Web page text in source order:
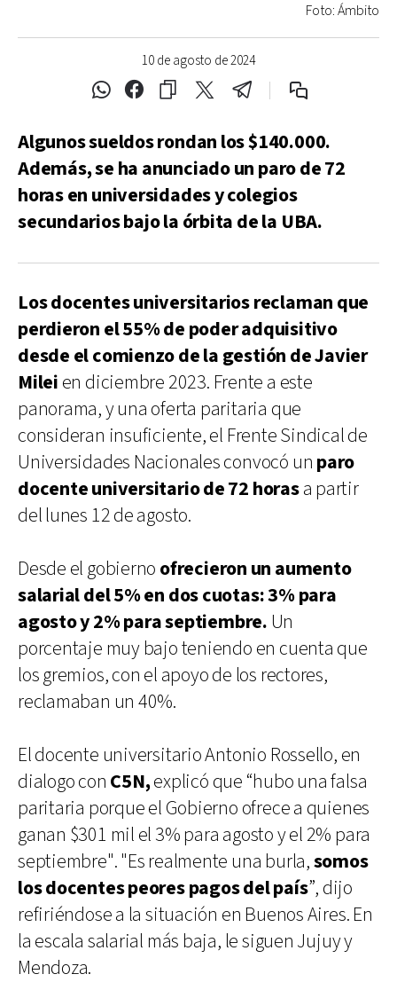
10 de agosto de 2024
Foto: Ámbito
Algunos sueldos rondan los $140.000.
Además, se ha anunciado un paro de 72
horas en universidades y colegios
secundarios bajo la órbita de la UBA.
Los docentes universitarios reclaman que
perdieron el 55% de poder adquisitivo
desde el comienzo de la gestión de Javier
Milei en diciembre 2023. Frente a este
panorama, y una oferta paritaria que
consideran insuficiente, el Frente Sindical de
Universidades Nacionales convocó un paro
docente universitario de 72 horasa partir
del lunes 12 de agosto.
Desde el gobierno ofrecieron un aumento
salarial del 5% en dos cuotas: 3% para
agosto y 2% para septiembre. Un
porcentaje muy bajo teniendo en cuenta que
los gremios, con el apoyo de los rectores,
reclamaban un 40%.
El docente universitario Antonio Rossello, en
dialogo con C5N,explicó que “hubo una falsa
paritaria porque el Gobierno ofrece a quienes
ganan $301 mil el 3% para agosto y el 2% para
septiembre". "Es realmente una burla,somos
los docentes peores pagos del país”, dijo
refiriéndose a la situación en Buenos Aires. En
la escala salarial más baja, le siguen Jujuy y
Mendoza.